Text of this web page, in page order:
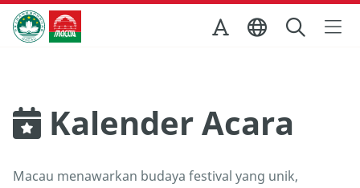
Skip to Main Content
Kantor Pariwisata Pemerintah Macau
Kalender Acara
Macau menawarkan budaya festival yang unik,